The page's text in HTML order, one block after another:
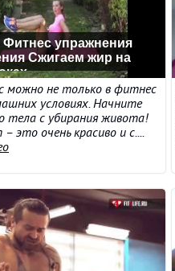
Фитнес упражнения
Сжигаем жир на
можно не только в фитнес
условиях. Начните
тела с убирания живота!
это очень красиво и с....